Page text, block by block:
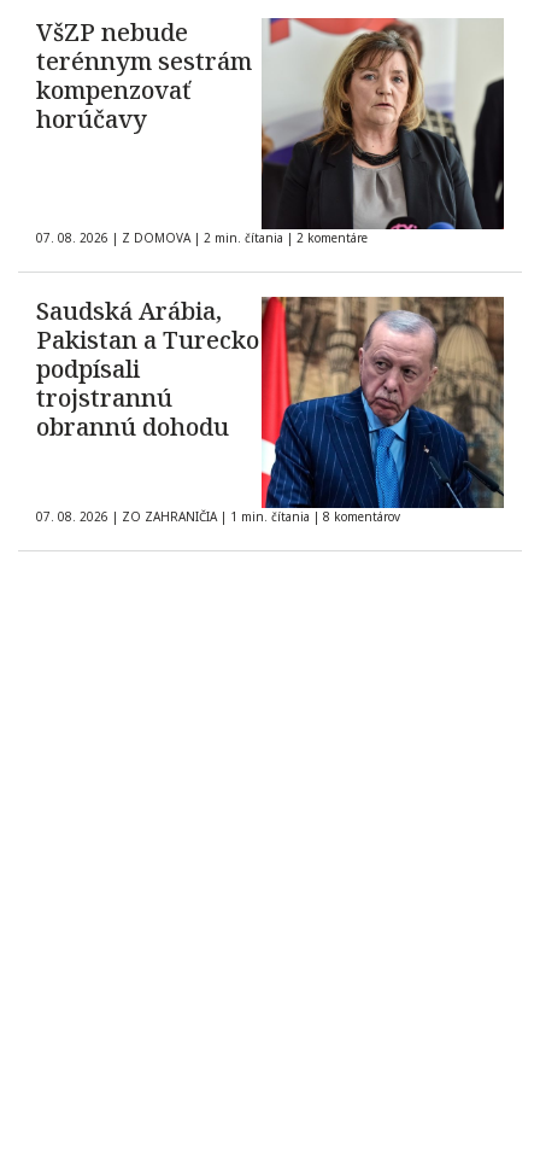
VšZP nebude
terénnym sestrám
kompenzovať
horúčavy
07. 08. 2026 | Z DOMOVA | 2 min. čítania | 2 komentáre
Saudská Arábia,
Pakistan a Turecko
podpísali
trojstrannú
obrannú dohodu
07. 08. 2026 | ZO ZAHRANIČIA | 1 min. čítania | 8 komentárov